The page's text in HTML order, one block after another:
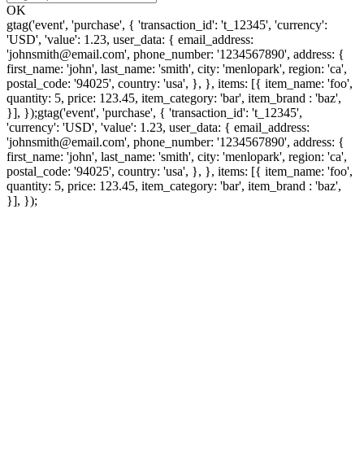
OK
gtag('event', 'purchase', { 'transaction_id': 't_12345', 'currency':
'USD', 'value': 1.23, user_data: { email_address:
'johnsmith@email.com', phone_number: '1234567890', address: {
first_name: 'john', last_name: 'smith', city: 'menlopark', region: 'ca',
postal_code: '94025', country: 'usa', }, }, items: [{ item_name: 'foo',
quantity: 5, price: 123.45, item_category: 'bar', item_brand : 'baz',
}], });gtag('event', 'purchase', { 'transaction_id': 't_12345',
'currency': 'USD', 'value': 1.23, user_data: { email_address:
'johnsmith@email.com', phone_number: '1234567890', address: {
first_name: 'john', last_name: 'smith', city: 'menlopark', region: 'ca',
postal_code: '94025', country: 'usa', }, }, items: [{ item_name: 'foo',
quantity: 5, price: 123.45, item_category: 'bar', item_brand : 'baz',
}], });